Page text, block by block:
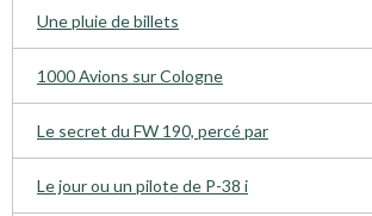
Une pluie de billets
1000 Avions sur Cologne
Le secret du FW 190, percé par
Le jour ou un pilote de P-38 i